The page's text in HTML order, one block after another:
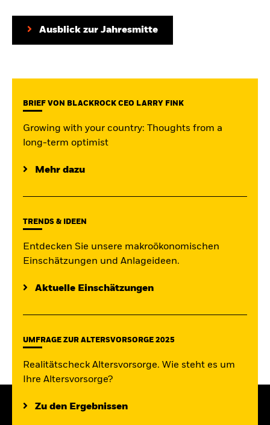
iSharesAusblick zur Jahresmitte
BRIEF VON BLACKROCK CEO LARRY FINK
Growing with your country: Thoughts from a
long-term optimist
Mehr dazu
TRENDS & IDEEN
Entdecken Sie unsere makroökonomischen
Einschätzungen und Anlageideen.
Aktuelle Einschätzungen
UMFRAGE ZUR ALTERSVORSORGE 2025
Realitätscheck Altersvorsorge. Wie steht es um
Ihre Altersvorsorge?
Zu den Ergebnissen